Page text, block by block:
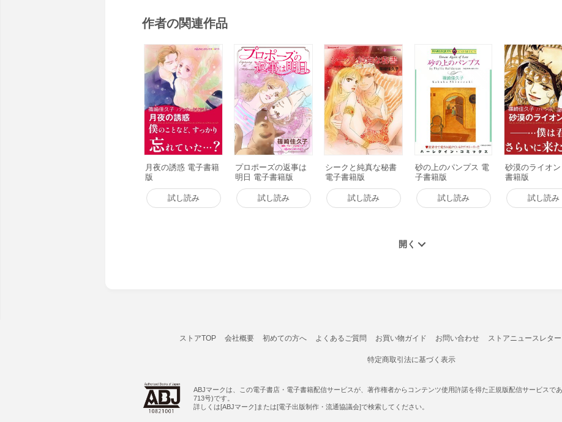
作者の関連作品
月夜の誘惑 電子書籍
版
試し読み
プロポーズの返事は
明日 電子書籍版
試し読み
シークと純真な秘書
電子書籍版
試し読み
砂の上のパンプス 電
子書籍版
試し読み
砂漠のライオ
書籍版
試し読み
ストアTOP 会社概要 初めての方へ よくあるご質問 お買い物ガイド お問い合わせ ストアニュースレター
特定商取引法に基づく表示
ABJマークは、この電子書店・電子書籍配信サービスが、著作権者からコンテンツ使用許諾を得た正規版配信サービスで
713号)です。
詳しくは[ABJマーク]または[電子出版制作・流通協議会]で検索してください。